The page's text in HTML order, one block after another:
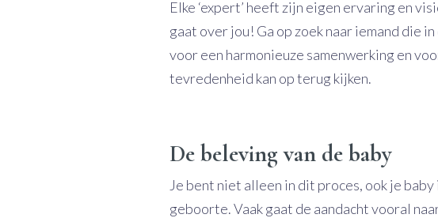
Elke ‘expert’ heeft zijn eigen ervaring en
gaat over jou! Ga op zoek naar iemand die
voor een harmonieuze samenwerking en
tevredenheid kan op terug kijken.
De beleving van de baby
Je bent niet alleen in dit proces, ook je
geboorte. Vaak gaat de aandacht vooral